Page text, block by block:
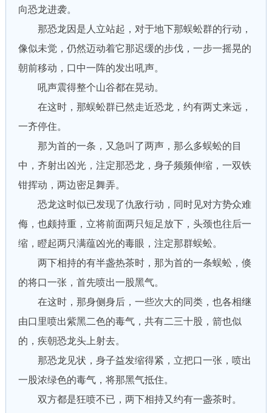
向恐龙进袭。
那恐龙因是人立站起，对于地下那蜈蚣群的行动，
像似未觉，仍然迈动着它那迟缓的步伐，一步一摇晃的
朝前移动，口中一阵的发出吼声。
吼声震得整个山谷都在晃动。
在这时，那蜈蚣群已然走近恐龙，约有两丈来远，
一齐停住。
那为首的一条，又急叫了两声，那么多蜈蚣的目
中，齐射出凶光，注定那恐龙，身子频频伸缩，一双铁
钳挥动，两边密足舞弄。
恐龙这时似已发现了仇敌行动，同时见对方势众难
侮，也颇持重，立将前面两只短足放下，头颈也往后一
缩，瞪起两只满蕴凶光的毒眼，注定那群蜈蚣。
两下相持的有半盏热茶时，那为首的一条蜈蚣，倏
的将口一张，首先喷出一股黑气。
在这时，那身侧身后，一些次大的同类，也各相继
由口里喷出紫黑二色的毒气，共有二三十股，箭也似
的，疾朝恐龙头上射去。
那恐龙见状，身子益发缩得紧，立把口一张，喷出
一股浓绿色的毒气，将那黑气抵住。
双方都是狂喷不已，两下相持又约有一盏茶时。